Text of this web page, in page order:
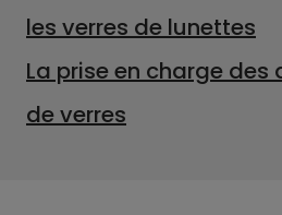
les verres de lunettes
La prise en charge
de verres